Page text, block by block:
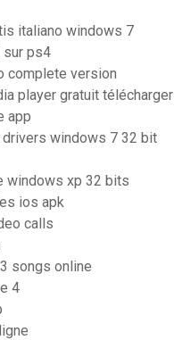
italiano windows 7
sur ps4
complete version
player gratuit télécharger
app
windows 7 32 bit
windows xp 32 bits
ios apk
calls
songs online
4